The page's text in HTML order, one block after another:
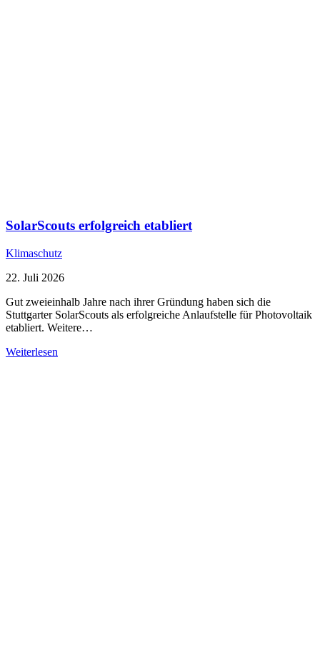
SolarScouts erfolgreich etabliert
Klimaschutz
22. Juli 2026
Gut zweieinhalb Jahre nach ihrer Gründung haben sich die
Stuttgarter SolarScouts als erfolgreiche Anlaufstelle für Photovoltaik
etabliert. Weitere…
Weiterlesen